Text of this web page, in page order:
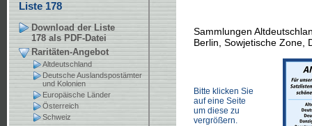
Liste 178
Download der Liste
178 als PDF-Datei
Raritäten-Angebot
Altdeutschland
Deutsche Auslandspostämter
und Kolonien
Europäische Länder
Österreich
Schweiz
Sammlungen
Berlin, Sowjetische Zone,
Bitte klicken Sie
auf eine Seite
um diese zu
vergrößern.